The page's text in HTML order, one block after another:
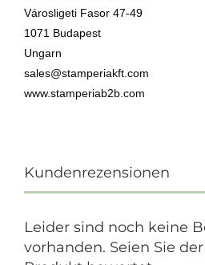
Városligeti Fasor 47-49
1071 Budapest
Ungarn
sales@stamperiakft.com
www.stamperiab2b.com
Kundenrezensionen
Leider sind noch keine
vorhanden. Seien Sie